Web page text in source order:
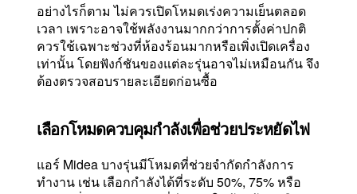
อย่างไรก็ตาม ไม่ควรเปิดโหมดเร่งความเย็นตลอด
เวลา เพราะอาจใช้พลังงานมากกว่าการตั้งค่าปกติ
ควรใช้เฉพาะช่วงที่ห้องร้อนมากหรือเพิ่งเปิดเครื่อง
เท่านั้น โดยฟังก์ชันของแต่ละรุ่นอาจไม่เหมือนกัน จึง
ต้องตรวจสอบรายละเอียดก่อนซื้อ
เลือกโหมดควบคุมกำลังเพื่อช่วยประหยัดไฟ
แอร์ Midea บางรุ่นมีโหมดที่ช่วยจำกัดกำลังการ
ทำงาน เช่น เลือกกำลังได้ที่ระดับ 50%, 75% หรือ